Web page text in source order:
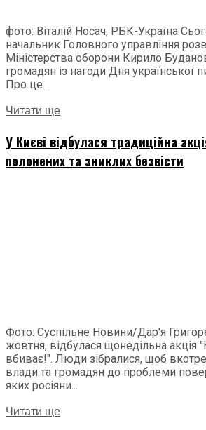
фото: Віталій Носач, РБК-Україна
начальник Головного управління
Міністерства оборони Кирило
громадян із нагоди Дня української
Про це...
Читати ще
У Києві відбулася традиційна
полонених та зниклих безвісти
Фото: Суспільне Новини/Дар'я
жовтня, відбулася щонедільна акція
вбиває!". Люди зібралися, щоб
влади та громадян до проблеми
яких росіяни...
Читати ще